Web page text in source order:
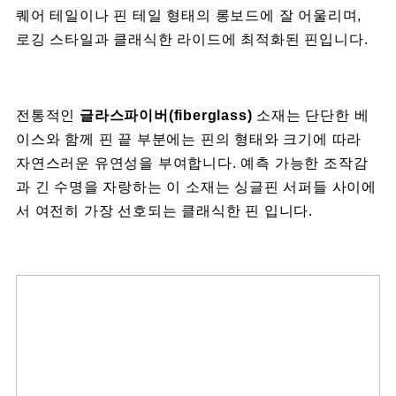
퀘어 테일이나 핀 테일 형태의 롱보드에 잘 어울리며,
로깅 스타일과 클래식한 라이드에 최적화된 핀입니다.
전통적인 글라스파이버(fiberglass) 소재는 단단한 베
이스와 함께 핀 끝 부분에는 핀의 형태와 크기에 따라
자연스러운 유연성을 부여합니다. 예측 가능한 조작감
과 긴 수명을 자랑하는 이 소재는 싱글핀 서퍼들 사이에
서 여전히 가장 선호되는 클래식한 핀 입니다.